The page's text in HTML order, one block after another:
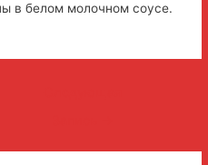
в белом молочном соусе.